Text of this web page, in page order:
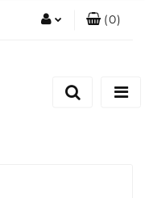
(0)